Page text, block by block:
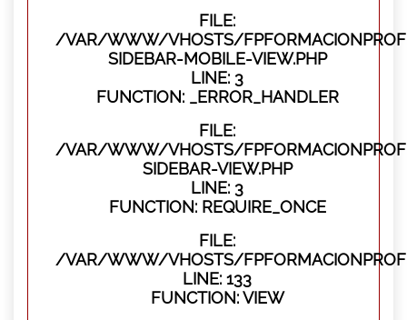
FILE:
/VAR/WWW/VHOSTS/
SIDEBAR-MOBILE-VIEW.PHP
LINE: 3
FUNCTION: _ERROR_HANDLER
FILE:
/VAR/WWW/VHOSTS/
SIDEBAR-VIEW.PHP
LINE: 3
FUNCTION: REQUIRE_ONCE
FILE:
/VAR/WWW/VHOSTS/
LINE: 133
FUNCTION: VIEW